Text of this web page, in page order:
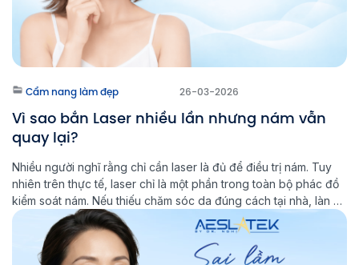
Cẩm nang làm đẹp 26-03-2026
Vì sao bắn Laser nhiều lần nhưng nám vẫn
quay lại?
Nhiều người nghĩ rằng chỉ cần laser là đủ để điều trị nám. Tuy
nhiên trên thực tế, laser chỉ là một phần trong toàn bộ phác đồ
kiểm soát nám. Nếu thiếu chăm sóc da đúng cách tại nhà, làn da
sẽ khó ổn định lâu dài và nguy cơ nám tái phát vẫn […]